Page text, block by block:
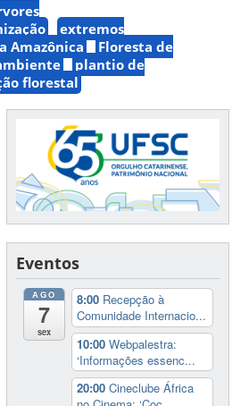
extremos
Amazônica
Floresta de
plantio de
florestal
Eventos
AGO
7
sex
8:00 Recepção à
Comunidade Internacio...
10:00Webpalestra:
‘Informações essenc...
20:00Cineclube África